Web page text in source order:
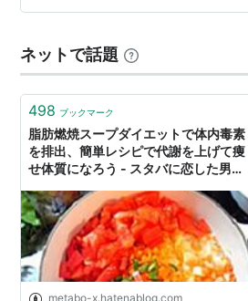
やすいです。プチ断食や置き換え
ク系の置き換えが苦手な人にも選
す。温かくして飲めるので、体を
ネットで話題
498 ブックマーク
脂肪燃焼スープダイエットで体内毒素
を排出、簡単レシピで代謝を上げて痩
せ体質になろう - スタバに恋した男が
metabo-x.hatenablog.com